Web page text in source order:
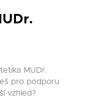
MUDr.
pro podporu
vzhled?